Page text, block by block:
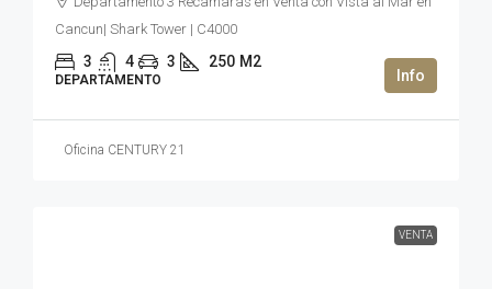
Cancun| Shark Tower | C4000
3 4 3 250 M2
DEPARTAMENTO
Oficina CENTURY 21
VENTA